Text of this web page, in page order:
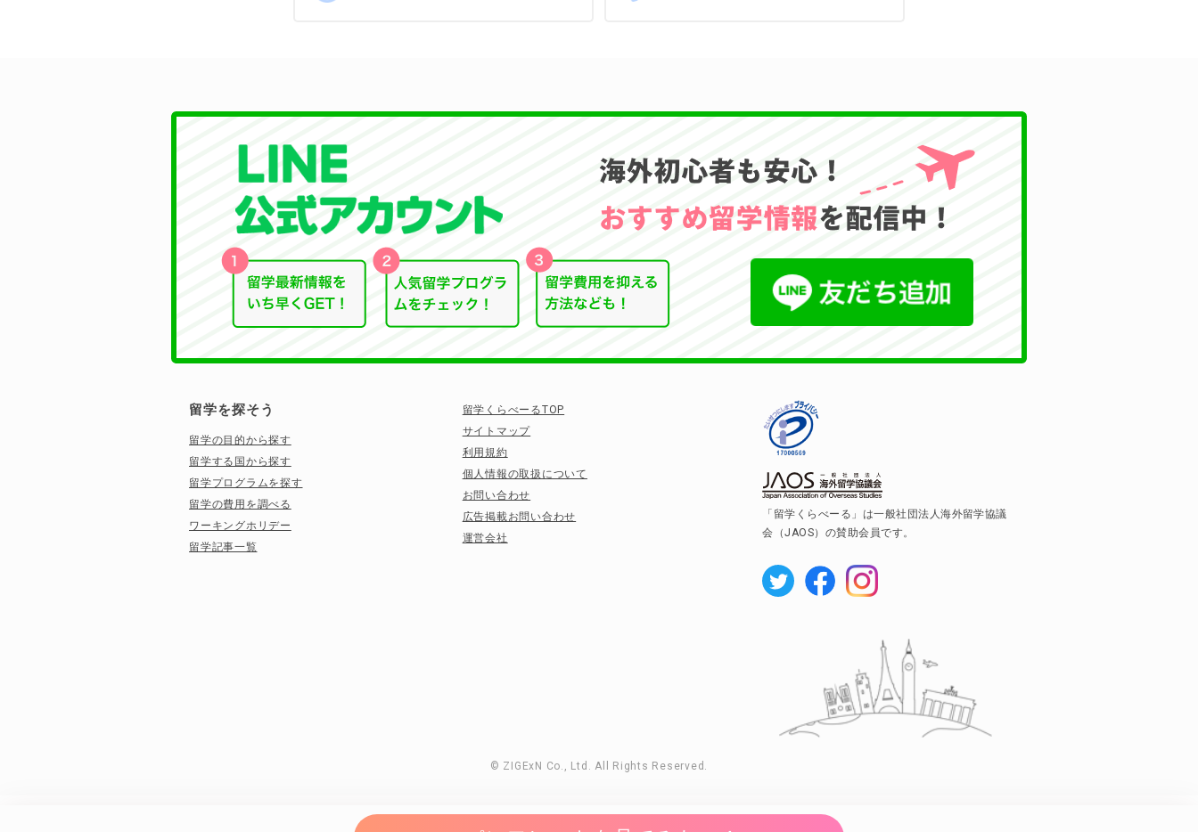
留学を探そう
留学の目的から探す
留学する国から探す
留学プログラムを探す
留学の費用を調べる
ワーキングホリデー
留学記事一覧
留学くらべーるTOP
サイトマップ
利用規約
個人情報の取扱について
お問い合わせ
広告掲載お問い合わせ
運営会社
「留学くらべーる」は一般社団法人海外留学協議
会（JAOS）の賛助会員です。
© ZIGExN Co., Ltd. All Rights Reserved.